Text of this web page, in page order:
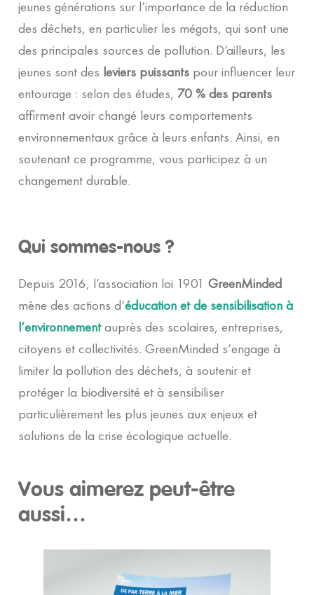
jeunes générations sur l’importance de la réduction
des déchets, en particulier les mégots, qui sont une
des principales sources de pollution. D’ailleurs, les
jeunes sont des leviers puissants pour influencer leur
entourage : selon des études,70 % des parents
affirment avoir changé leurs comportements
environnementaux grâce à leurs enfants. Ainsi, en
soutenant ce programme, vous participez à un
changement durable.
Qui sommes-nous ?
Depuis 2016, l’association loi 1901GreenMinded
mène des actions d’éducation et de sensibilisation à
l’environnementauprès des scolaires, entreprises,
citoyens et collectivités. GreenMinded s’engage à
limiter la pollution des déchets, à soutenir et
protéger la biodiversité et à sensibiliser
particulièrement les plus jeunes aux enjeux et
solutions de la crise écologique actuelle.
Vous aimerez peut-être
aussi…